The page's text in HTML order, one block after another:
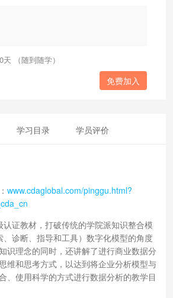
天 （随到随学）
免费加入
学习目录 学员评价
www.cdaglobal.com/pinggu.html?
认证教材，打破传统的学院派知识整合模
诊断、指导和工具）数字化模型的角度
识理念的同时，还讲解了进行商业数据分
维和思考方式，以达到将企业分析模型与
、使用科学的方式进行数据分析的教学目